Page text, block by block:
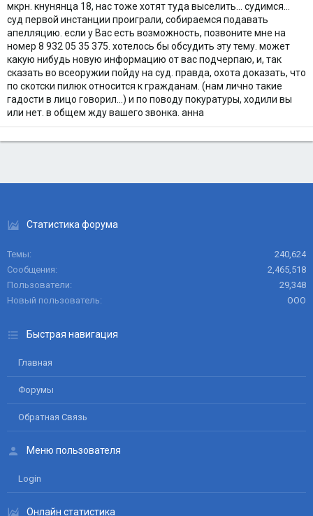
мкрн. кнунянца 18, нас тоже хотят туда выселить... судимся...
суд первой инстанции проиграли, собираемся подавать
апелляцию. если у Вас есть возможность, позвоните мне на
номер 8 932 05 35 375. хотелось бы обсудить эту тему. может
какую нибудь новую информацию от вас подчерпаю, и, так
сказать во всеоружии пойду на суд. правда, охота доказать, что
по скотски пилюк относится к гражданам. (нам лично такие
гадости в лицо говорил...) и по поводу покуратуры, ходили вы
или нет. в общем жду вашего звонка. анна
Статистика форума
Темы
240,624
Сообщения
2,465,518
Пользователи
29,348
Новый пользователь
ООО
Быстрая навигация
Главная
Форумы
Обратная Связь
Меню пользователя
Login
Онлайн статистика